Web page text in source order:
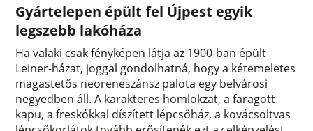
Gyártelepen épült fel Újpest egyik
legszebb lakóháza
Ha valaki csak fényképen látja az 1900-ban épült
Leiner-házat, joggal gondolhatná, hogy a kétemeletes
magastetős neoreneszánsz palota egy belvárosi
negyedben áll. A karakteres homlokzat, a faragott
kapu, a freskókkal díszített lépcsőház, a kovácsoltvas